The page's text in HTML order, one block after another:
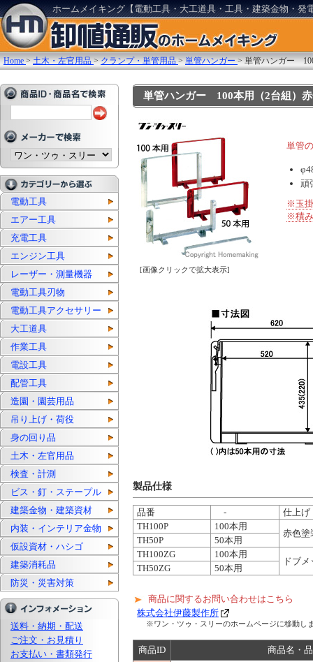
ホームメイキング【電動工具・大工道具・工具・建築金物・発
Home >土木・左官用品 >クランプ・単管用品 >単管ハンガー >単管ハンガー
電動工具
エアー工具
充電工具
エンジン工具
レーザー・測量機器
電動工具刃物
電動工具アクセサリー
大工道具
作業工具
電設工具
配管工具
造園・園芸用品
吊り上げ・荷役
身の回り品
土木・左官用品
検査・計測
ビス・釘・ステープル
建築金物・建築資材
内装・インテリア金物
仮設資材・ハシゴ
建築消耗品
防災・災害対策
送料・納期・配送
ご注文・お見積り
お支払い・書類発行
単管ハンガー 100本用（2台組）
[画像クリックで拡大表示]
単管
頑
※玉
※積
製品仕様
品番 -
仕上げ
TH100P
100本用
赤色塗
TH50P
50本用
TH100ZG
100本用
ドブ
TH50ZG 50本用
商品に関するお問い合わせはこちら
株式会社伊藤製作所
※ワン・ツゥ・スリーのホームページに移動し
商品ID 商品名・